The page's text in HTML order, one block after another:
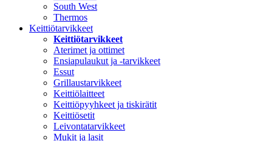
South West
Thermos
Keittiötarvikkeet
Keittiötarvikkeet
Aterimet ja ottimet
Ensiapulaukut ja -tarvikkeet
Essut
Grillaustarvikkeet
Keittiölaitteet
Keittiöpyyhkeet ja tiskirätit
Keittiösetit
Leivontatarvikkeet
Mukit ja lasit